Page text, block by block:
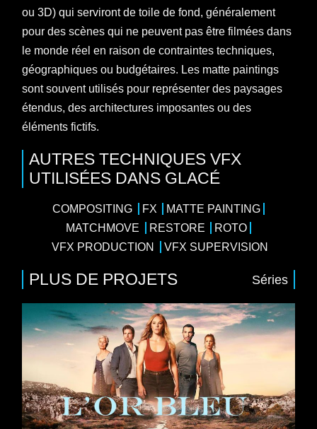
ou 3D) qui serviront de toile de fond, généralement
pour des scènes qui ne peuvent pas être filmées dans
le monde réel en raison de contraintes techniques,
géographiques ou budgétaires. Les matte paintings
sont souvent utilisés pour représenter des paysages
étendus, des architectures imposantes ou des
éléments fictifs.
AUTRES TECHNIQUES VFX
UTILISÉES DANS GLACÉ
COMPOSITING FX
MATTE PAINTING
MATCHMOVE
RESTORE
ROTO
VFX PRODUCTION
VFX SUPERVISION
PLUS DE PROJETS Séries
Séries
8 x 52
Saga familiale/ Drame/Thriller
Casting : Barbara Probst, Tom Leeb, Valérie Karsenti, Marie
Kremer, Samir
Production : Banijay France, France Télévisions